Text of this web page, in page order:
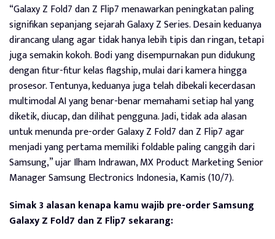
“Galaxy Z Fold7 dan Z Flip7 menawarkan peningkatan paling
signifikan sepanjang sejarah Galaxy Z Series. Desain keduanya
dirancang ulang agar tidak hanya lebih tipis dan ringan, tetapi
juga semakin kokoh. Bodi yang disempurnakan pun didukung
dengan fitur-fitur kelas flagship, mulai dari kamera hingga
prosesor. Tentunya, keduanya juga telah dibekali kecerdasan
multimodal AI yang benar-benar memahami setiap hal yang
diketik, diucap, dan dilihat pengguna. Jadi, tidak ada alasan
untuk menunda pre-order Galaxy Z Fold7 dan Z Flip7 agar
menjadi yang pertama memiliki foldable paling canggih dari
Samsung,” ujar Ilham Indrawan, MX Product Marketing Senior
Manager Samsung Electronics Indonesia, Kamis (10/7).
Simak 3 alasan kenapa kamu wajib pre-order Samsung
Galaxy Z Fold7 dan Z Flip7 sekarang: